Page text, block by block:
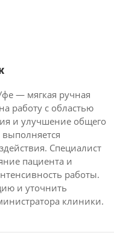
— мягкая ручная
работу с областью
и улучшение общего
Специалист
пациента и
работы.
и уточнить
клиники.